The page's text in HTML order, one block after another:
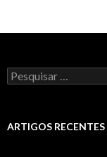
Pesquisar
por:
ARTIGOS RECENTES